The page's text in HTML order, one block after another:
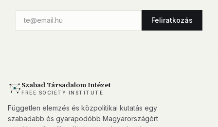
Feliratkozás
Szabad Társadalom Intézet
FREE SOCIETY INSTITUTE
Független elemzés és közpolitikai kutatás egy
szabadabb és gyarapodóbb Magyarországért